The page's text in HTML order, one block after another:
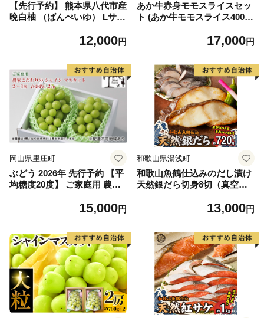
【先行予約】 熊本県八代市産
晩白柚 （ばんぺいゆ） Lサイ
もの フルーツ おやつ 特産 熊
12,000円
あか牛赤身モモスライスセッ
ト (あか牛モモスライス400
17,000円
岡山県里庄町
ぶどう 2026年 先行予約 【平
均糖度20度】 ご家庭用 農家
ット 2～3房 合計約1.2kg ブ
直送 】
15,000円
和歌山県湯浅町
和歌山魚鶴仕込みのだし漬け
天然銀だら切身8切（真空パ
製法 良質な脂 ふっくら 柔ら
ぶ だし漬け 煮付け ムニエル
味噌漬け 鍋物 冷凍 湯浅町 送
料無料_G7334
13,000円